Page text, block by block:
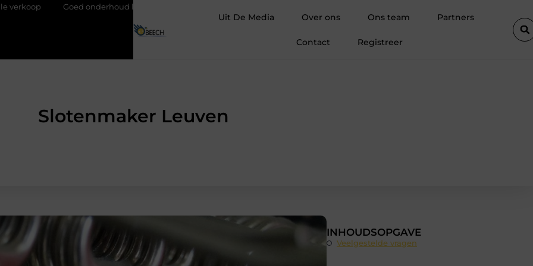
loont altijd bij de aankoop van een scooter in Antwerpen
Uit De Media Over ons Ons team Partners
Contact Registreer
Slotenmaker Leuven
INHOUDSOPGAVE
Veelgestelde vragen